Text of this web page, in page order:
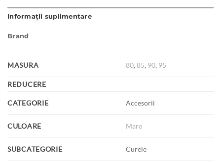
Informații suplimentare
Brand
MASURA 80, 85, 90, 95
REDUCERE
CATEGORIE Accesorii
CULOARE Maro
SUBCATEGORIE Curele